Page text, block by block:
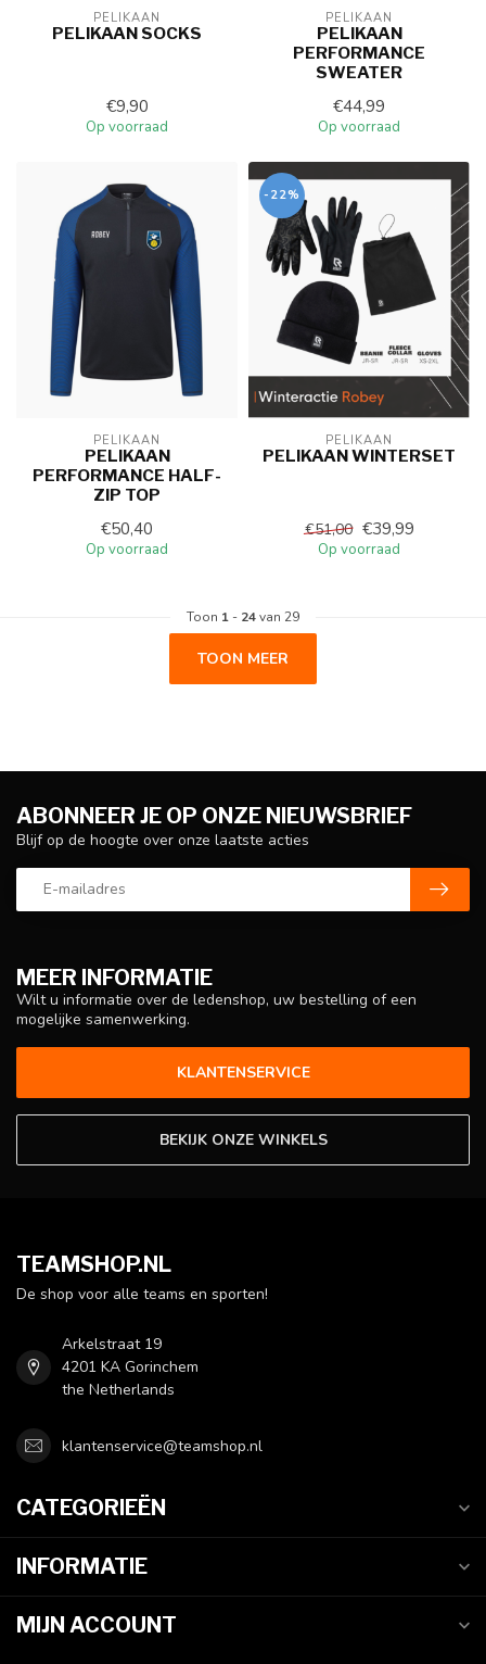
PELIKAAN
PELIKAAN SOCKS
€9,90
Op voorraad
PELIKAAN
PELIKAAN
PERFORMANCE
SWEATER
€44,99
Op voorraad
PELIKAAN
PELIKAAN
PERFORMANCE HALF-
ZIP TOP
€50,40
Op voorraad
-22%
PELIKAAN
PELIKAAN WINTERSET
€51,00 €39,99
Op voorraad
Toon 1 - 24van 29
TOON MEER
MEER INFORMATIE
Wilt u informatie over de ledenshop, uw bestelling of een
mogelijke samenwerking.
KLANTENSERVICE
BEKIJK ONZE WINKELS
ABONNEER JE OP ONZE NIEUWSBRIEF
Blijf op de hoogte over onze laatste acties
TEAMSHOP.NL
De shop voor alle teams en sporten!
Arkelstraat 19
4201 KA Gorinchem
the Netherlands
klantenservice@teamshop.nl
CATEGORIEËN
INFORMATIE
MIJN ACCOUNT